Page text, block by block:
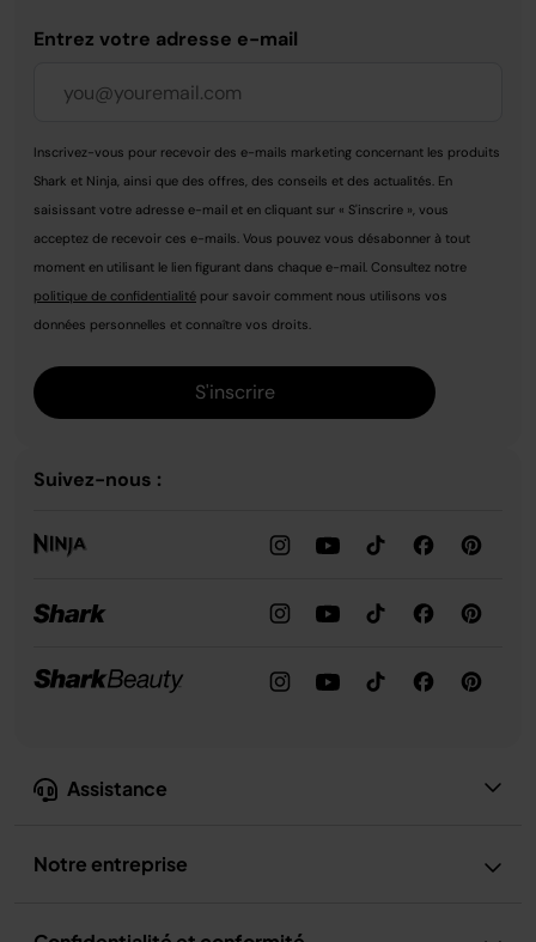
Assistance
Notre entreprise
Entrez votre adresse e-mail
Inscrivez-vous pour recevoir des e-mails marketing concernant les produits
Shark et Ninja, ainsi que des offres, des conseils et des actualités. En
saisissant votre adresse e-mail et en cliquant sur « S'inscrire », vous
acceptez de recevoir ces e-mails. Vous pouvez vous désabonner à tout
moment en utilisant le lien figurant dans chaque e-mail. Consultez notre
politique de confidentialité pour savoir comment nous utilisons vos
données personnelles et connaître vos droits.
S'inscrire
Suivez-nous :